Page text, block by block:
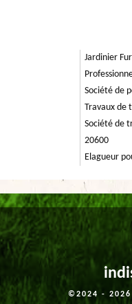
Jardinier
Société de
Travaux de
Société de
20600
Elagueur
©2024 - 2026